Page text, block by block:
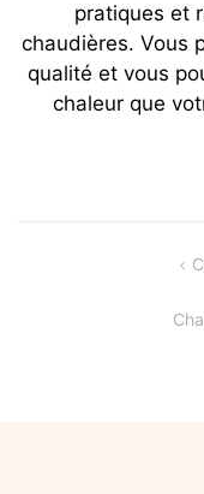
pratiques et
chaudières. Vous
qualité et vous
chaleur que